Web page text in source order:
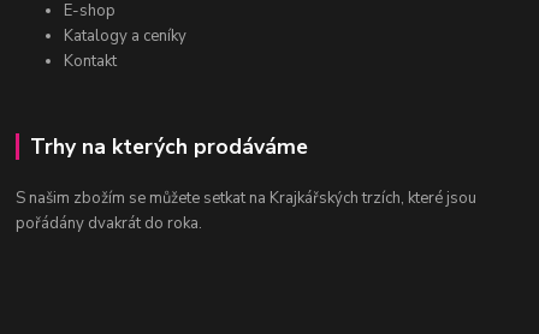
E-shop
Katalogy a ceníky
Kontakt
Trhy na kterých prodáváme
S našim zbožím se můžete setkat na Krajkářských trzích, které jsou
pořádány dvakrát do roka.